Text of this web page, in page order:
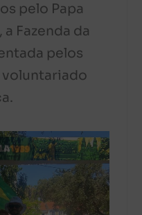
pelo Papa
Fazenda da
pelos